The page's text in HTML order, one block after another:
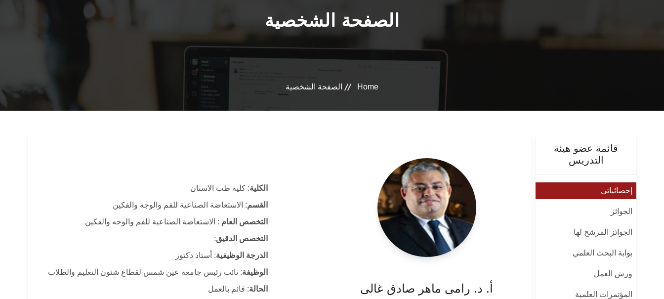
الصفحة الشخصية
Home الصفحة الشخصية
قائمة عضو هيئة
التدريس
إحصائياتي
الجوائز
الجوائز المرشح لها
بوابة البحث العلمي
ورش العمل
المؤتمرات العلمية أ. د. رامى ماهر صادق غالى
الكلية: كلية طب الاسنان
القسم: الاستعاضة الصناعية للفم والوجه والفكين
التخصص العام : الاستعاضة الصناعية للفم والوجه والفكين
التخصص الدقيق:
الدرجة الوظيفية: أستاذ دكتور
الوظيفة: نائب رئيس جامعة عين شمس لقطاع شئون التعليم والطلاب
الحالة: قائم بالعمل